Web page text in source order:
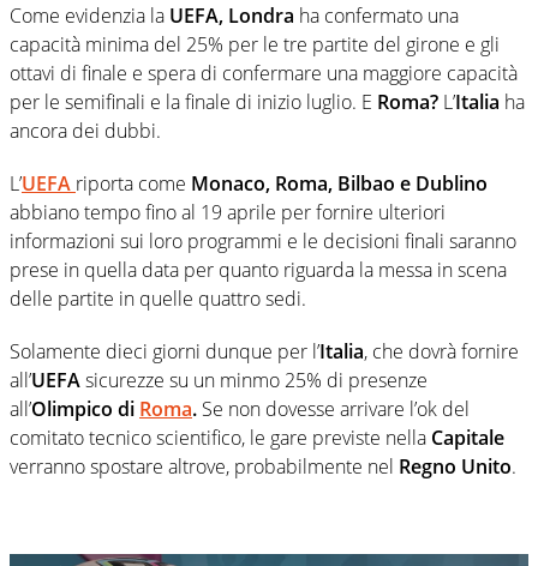
Come evidenzia la UEFA, Londra ha confermato una
capacità minima del 25% per le tre partite del girone e gli
ottavi di finale e spera di confermare una maggiore capacità
per le semifinali e la finale di inizio luglio. E Roma? L’Italia ha
ancora dei dubbi.
L’UEFA riporta come Monaco, Roma, Bilbao e Dublino
abbiano tempo fino al 19 aprile per fornire ulteriori
informazioni sui loro programmi e le decisioni finali saranno
prese in quella data per quanto riguarda la messa in scena
delle partite in quelle quattro sedi.
Solamente dieci giorni dunque per l’Italia, che dovrà fornire
all’UEFAsicurezze su un minmo 25% di presenze
all’Olimpico di Roma. Se non dovesse arrivare l’ok del
comitato tecnico scientifico, le gare previste nella Capitale
verranno spostare altrove, probabilmente nel Regno Unito.